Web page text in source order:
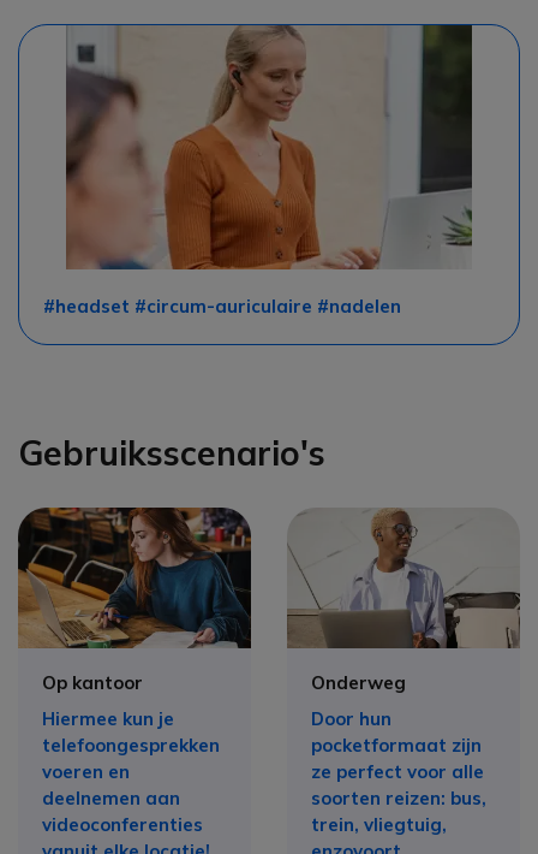
#headset #circum-auriculaire #nadelen
Gebruiksscenario's
Op kantoor
Hiermee kun je
telefoongesprekken
voeren en
deelnemen aan
videoconferenties
Onderweg
Door hun
pocketformaat zijn
ze perfect voor alle
soorten reizen: bus,
trein, vliegtuig,